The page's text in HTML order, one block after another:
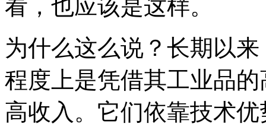
看，也应该是这样。
为什么这么说？长期以
程度上是凭借其工业品
高收入。它们依靠技术